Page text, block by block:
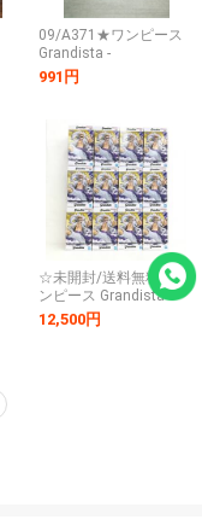
09/A371★ワンピース
Grandista -
MONKEY.D.LUFFY
GEAR5-Ⅲ モンキー・
ギュア★ニカ★バンダ
イ★プライズ★未開封
991円
☆未開封/送料無料【ワ
ンピース Grandista-
MONKEY.D.LUFFY
GEAR5-Ⅲ（モンキー・
12,500円